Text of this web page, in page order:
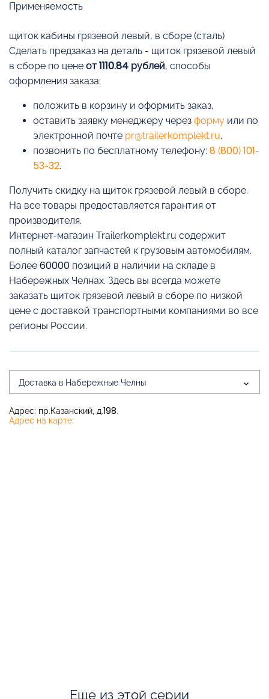
Применяемость
щиток кабины грязевой левый, в сборе (сталь)
Cделать предзаказ на деталь - щиток грязевой левый
в сборе по цене от 1110.84 рублей, способы
оформления заказа:
положить в корзину и оформить заказ,
оставить заявку менеджеру через форму или по
электронной почте pr@trailerkomplekt.ru,
позвонить по бесплатному телефону: 8 (800) 101-
53-32.
Получить скидку на щиток грязевой левый в сборе.
На все товары предоставляется гарантия от
производителя.
Интернет-магазин Trailerkomplekt.ru содержит
полный каталог запчастей к грузовым автомобилям.
Более 60000 позиций в наличии на складе в
Набережных Челнах. Здесь вы всегда можете
заказать щиток грязевой левый в сборе по низкой
цене с доставкой транспортными компаниями во все
регионы России.
Доставка в Набережные Челны
Адрес: пр.Казанский, д.198.
Адрес на карте:
Еще из этой серии